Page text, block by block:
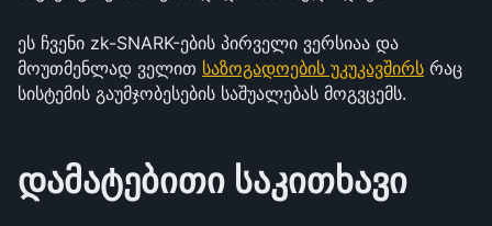
ეს ჩვენი zk-SNARK-ების პირველი ვერსიაა და
მოუთმენლად ველით საზოგადოების უკუკავშირს რაც
სისტემის გაუმჯობესების საშუალებას მოგვცემს.
დამატებითი საკითხავი